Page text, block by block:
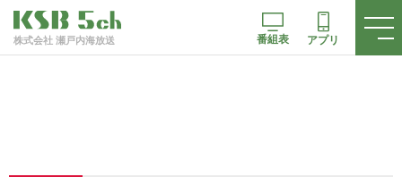
株式会社 瀬戸内海放送 番組表 アプリ